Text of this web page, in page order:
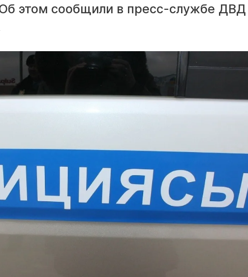
этом сообщили в пресс-службе ДВД